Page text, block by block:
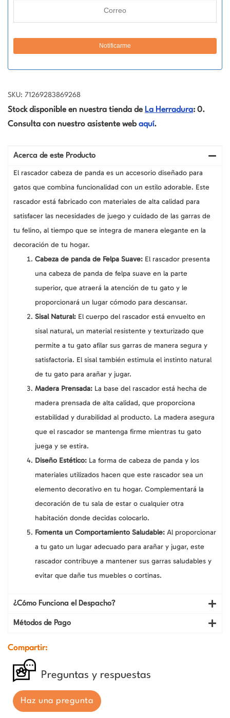
SKU: 71269283869268
Stock disponible en nuestra tienda de La Herradura: 0.
Consulta con nuestro asistente web aquí.
Acerca de este Producto
El rascador cabeza de panda es un accesorio diseñado para
gatos que combina funcionalidad con un estilo adorable. Este
rascador está fabricado con materiales de alta calidad para
satisfacer las necesidades de juego y cuidado de las garras de
tu felino, al tiempo que se integra de manera elegante en la
decoración de tu hogar.
Cabeza de panda de Felpa Suave: El rascador presenta
una cabeza de panda de felpa suave en la parte
superior, que atraerá la atención de tu gato y le
proporcionará un lugar cómodo para descansar.
Sisal Natural: El cuerpo del rascador está envuelto en
sisal natural, un material resistente y texturizado que
permite a tu gato afilar sus garras de manera segura y
satisfactoria. El sisal también estimula el instinto natural
de tu gato para arañar y jugar.
Madera Prensada: La base del rascador está hecha de
madera prensada de alta calidad, que proporciona
estabilidad y durabilidad al producto. La madera asegura
que el rascador se mantenga firme mientras tu gato
juega y se estira.
Diseño Estético: La forma de cabeza de panda y los
materiales utilizados hacen que este rascador sea un
elemento decorativo en tu hogar. Complementará la
decoración de tu sala de estar o cualquier otra
habitación donde decidas colocarlo.
Fomenta un Comportamiento Saludable: Al proporcionar
a tu gato un lugar adecuado para arañar y jugar, este
rascador contribuye a mantener sus garras saludables y
evitar que dañe tus muebles o cortinas.
¿Cómo Funciona el Despacho?
Métodos de Pago
Compartir:
Preguntas y respuestas
Haz una pregunta